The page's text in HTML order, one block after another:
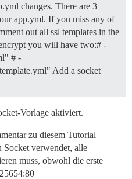
changes. There are 3
app.yml. If you miss any of
out all ssl templates in the
you will have two:# -
# -
Add a socket
Vorlage aktiviert.
zu diesem Tutorial
Socket verwendet, alle
muss, obwohl die erste